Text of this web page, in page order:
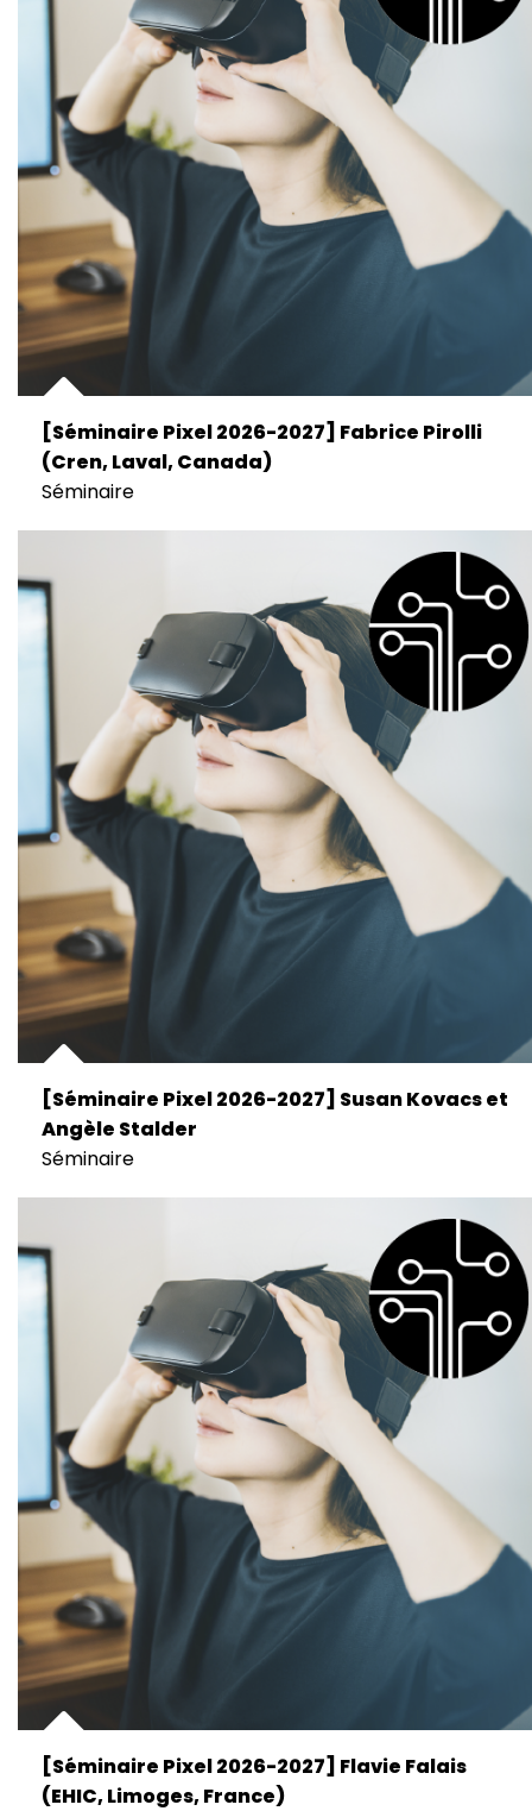
[Séminaire Pixel 2026-2027] Fabrice Pirolli
(Cren, Laval, Canada)
Séminaire
[Séminaire Pixel 2026-2027] Susan Kovacs et
Angèle Stalder
Séminaire
[Séminaire Pixel 2026-2027] Flavie Falais
(EHIC, Limoges, France)